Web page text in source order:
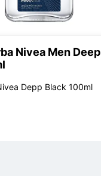
Nivea Men Deep
Depp Black 100ml